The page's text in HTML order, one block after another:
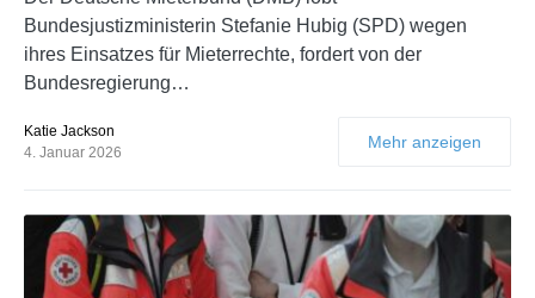
Bundesjustizministerin Stefanie Hubig (SPD) wegen
ihres Einsatzes für Mieterrechte, fordert von der
Bundesregierung…
Katie Jackson
4. Januar 2026
Mehr anzeigen